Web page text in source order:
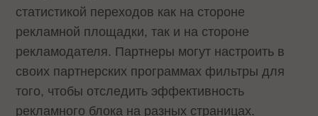
статистикой переходов как на стороне
рекламной площадки, так и на стороне
рекламодателя. Партнеры могут настроить в
своих партнерских программах фильтры для
того, чтобы отследить эффективность
рекламного блока на разных страницах.